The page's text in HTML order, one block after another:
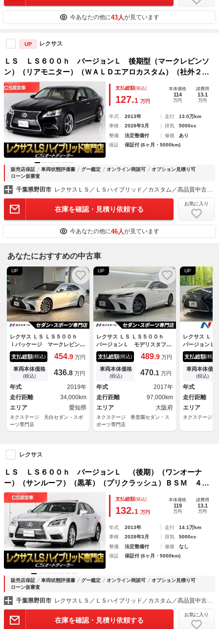
今あなたの他に43人が見ています
UP レクサス
ＬＳ ＬＳ６００ｈ バージョンＬ 後期型（マークレビンソ
ン）（リアモニター）（ＷＡＬＤエアロカスタム）（社外２０
インチアルミ）（ベージュ本革）ナイトビュー レーンキープ
アシスト 前後プリクラッシュ 記録簿９枚 ＢＳＭ レーダ
ークルーズ
支払総額(税込)
127.1 万円
本体価格
114
万円
諸費用
13.1
万円
年式 2013年 走行
13.0万km
車検
2028年3月 排気
5000cc
整備
法定整備付 修復
あり
保証
保証付 (6ヶ月・5000km)
販売店保証 車両状態評価書 グー鑑定 オンライン商談可
オプション見積り可
ローン仮審査
千葉県野田市 レクサスＬＳ／ＬＳハイブリッド／カスタム／高品質中古車専門店 ＣＳオートディーラー千葉柏インター店
在庫を確認・見積り依頼する
お気に入り
今あなたの他に46人が見ています
あなたにおすすめの中古車
UP
レクサス ＬＳ ＬＳ５００ｈ
Ｉパッケージ マークレビンソ
ンサウンドシステム セーフテ
ィシステムプラスＡ パワート
ランクリッド 純正１９インチ
アルミ ヘッドアップディスプ
レイ 革巻きステアリング パ
ドルシフト 黒革シート 前席
シートエアコン
支払総額(税込) 454.9 万円
車両本体価格
(税込) 436.8 万円
年式
2019年
走行距離
34,000km
エリア
愛知県
ネクステージ 天白セダン・スポ
ーツ専門店
UP
レクサス ＬＳ ＬＳ５００ｈ
バージョンＬ モデリスタフル
エアロ ムーンルーフ デジタ
ルインナーミラー 純正ＳＤナ
ビ パノラミックビューモニタ
ー プリクラッシュセーフテ
ィ ブラインドスポットモニタ
ー シートベンチレーション
支払総額(税込) 489.9 万円
車両本体価格
(税込) 470.1 万円
年式
2017年
走行距離
97,000km
エリア
大阪府
ネクステージ 香里園セダン・ス
ポーツ専門店
UP
レクサス Ｌ
バージョンＬ
ンサウンドシ
ーフ ＯＰ２
イール ブラ
革シート 全
ン付シートヒ
ーシート 禁
２．３型ＳＤ
支払総額(税込)
車両本体価格
(税込)
年式
走行距離
エリア
ネクステージ
レクサス
ＬＳ ＬＳ６００ｈ バージョンＬ （後期）（ワンオーナ
ー）（サンルーフ）（黒革）（プリクラッシュ）ＢＳＭ ４Ｗ
Ｄ レーダークルーズコントロール 連眼ＬＥＤヘッドラン
プ エアシート シートヒーター ＨＤＤマルチナビ Ｐトラ
ンク
支払総額(税込)
132.1 万円
本体価格
119
万円
諸費用
13.1
万円
年式 2013年 走行
14.1万km
車検
2028年3月 排気
5000cc
整備
法定整備付 修復
なし
保証
保証付 (6ヶ月・5000km)
販売店保証 車両状態評価書 グー鑑定 オンライン商談可
オプション見積り可
ローン仮審査
千葉県野田市 レクサスＬＳ／ＬＳハイブリッド／カスタム／高品質中古車専門店 ＣＳオートディーラー千葉柏インター店
在庫を確認・見積り依頼する
お気に入り